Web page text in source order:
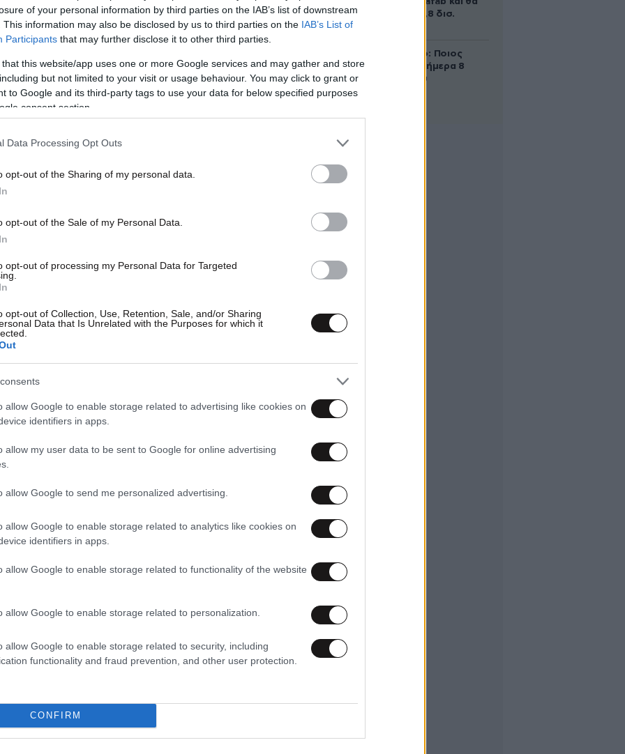
of your personal information by third parties on the IAB’s list of downstream
This information may also be disclosed by us to third parties on the IAB’s List of
Participants that may further disclose it to other third parties.
that this website/app uses one or more Google services and may gather and store
but not limited to your visit or usage behaviour. You may click to grant or
to Google and its third-party tags to use your data for below specified purposes
consent section.
Data Processing Opt Outs
opt-out of the Sharing of my personal data.
opt-out of the Sale of my Personal Data.
opt-out of processing my Personal Data for Targeted
opt-out of Collection, Use, Retention, Sale, and/or Sharing
Data that Is Unrelated with the Purposes for which it
allow Google to enable storage related to advertising like cookies on
identifiers in apps.
allow my user data to be sent to Google for online advertising
allow Google to send me personalized advertising.
allow Google to enable storage related to analytics like cookies on
identifiers in apps.
allow Google to enable storage related to functionality of the website
allow Google to enable storage related to personalization.
allow Google to enable storage related to security, including
functionality and fraud prevention, and other user protection.
CONFIRM
μετέφερε λαθραία τσιγάρα προς την
το πλοίο ήταν γεμάτο παράνομο φορτίο
και χαλασμένης μηχανής όταν το
κατέληξε στα βράχια της Ζακύνθου. Η
εκ των έσω όταν ο καπετάνιος με το
σε μια καμπίνα τους Ιταλούς λαθρέμπορους
και να επωφεληθούν οι ίδιοι το
πήγαν όπως τα υπολόγισαν και η πορεία του
Σήμερα το ναυάγιο αποτελεί
παραλίες της Ελλάδας.
κοστίσει 16,8 δισ.
Εορτολόγιο: Ποιος
γιορτάζει σήμερα 8
Αυγούστου